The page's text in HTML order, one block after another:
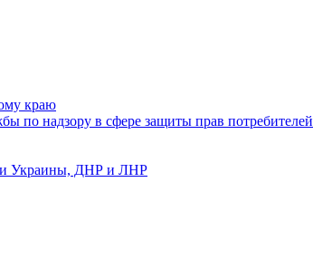
краю
по надзору в сфере защиты прав
Украины, ДНР и ЛНР